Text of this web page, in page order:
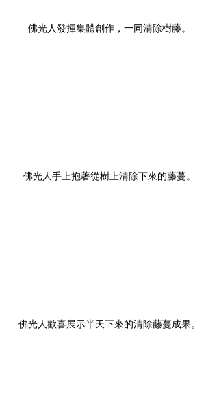
佛光人發揮集體創作，一同清除樹藤。
佛光人手上抱著從樹上清除下來的藤蔓。
佛光人歡喜展示半天下來的清除藤蔓成果。